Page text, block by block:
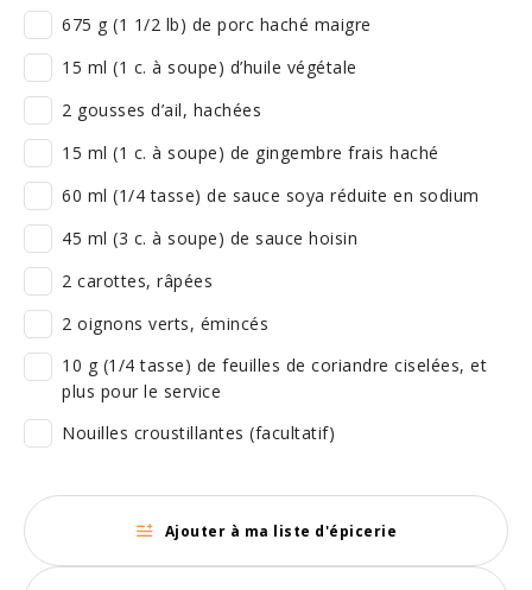
675 g (1 1/2 lb) de porc haché maigre
15 ml (1 c. à soupe) d’huile végétale
2 gousses d’ail, hachées
15 ml (1 c. à soupe) de gingembre frais haché
60 ml (1/4 tasse) de sauce soya réduite en sodium
45 ml (3 c. à soupe) de sauce hoisin
2 carottes, râpées
2 oignons verts, émincés
10 g (1/4 tasse) de feuilles de coriandre ciselées, et
plus pour le service
Nouilles croustillantes (facultatif)
Ajouter à ma liste d'épicerie